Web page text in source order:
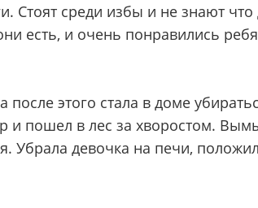
Стоят среди избы и не знают
есть, и очень понравились
этого стала в доме
и пошел в лес за хворостом.
Убрала девочка на печи,